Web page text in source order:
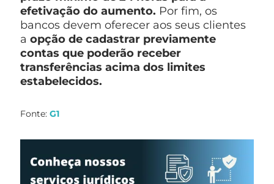
efetivação do aumento. Por fim, os
bancos devem oferecer aos seus clientes
a opção de cadastrar previamente
contas que poderão receber
transferências acima dos limites
estabelecidos.
Fonte: G1